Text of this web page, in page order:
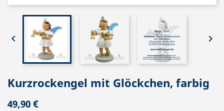
 
Kurzrockengel mit Glöckchen, farbig
49,90 €